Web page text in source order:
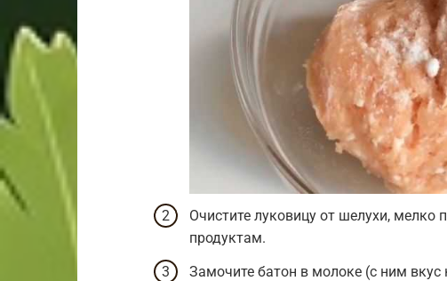
Очистите луковицу от шелухи, мелко
продуктам.
Замочите батон в молоке (с ним